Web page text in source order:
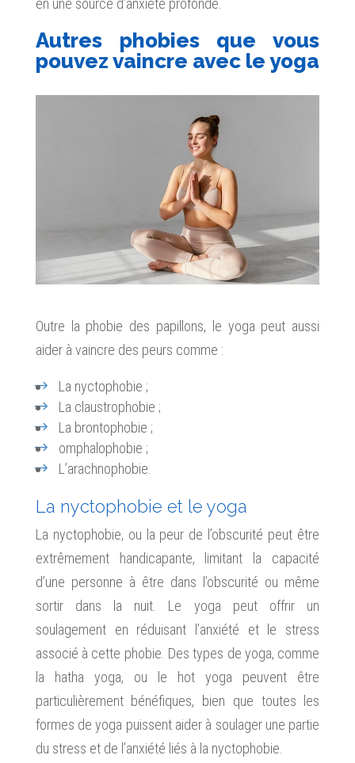
en une source d’anxiété profonde.
Autres phobies que vous
pouvez vaincre avec le yoga
Outre la phobie des papillons, le yoga peut aussi
aider à vaincre des peurs comme :
La nyctophobie ;
La claustrophobie ;
La brontophobie ;
omphalophobie ;
L’arachnophobie.
La nyctophobie et le yoga
La nyctophobie, ou la peur de l’obscurité peut être
extrêmement handicapante, limitant la capacité
d’une personne à être dans l’obscurité ou même
sortir dans la nuit. Le yoga peut offrir un
soulagement en réduisant l’anxiété et le stress
associé à cette phobie. Des types de yoga, comme
la hatha yoga, ou le hot yoga peuvent être
particulièrement bénéfiques, bien que toutes les
formes de yoga puissent aider à soulager une partie
du stress et de l’anxiété liés à la nyctophobie.